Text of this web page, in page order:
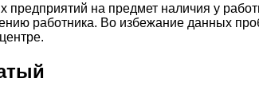
на предмет наличия у
работника. Во избежание данных